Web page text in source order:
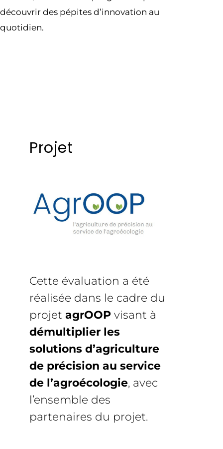
découvrir des pépites d’innovation au
quotidien.
Projet
Cette évaluation a été
réalisée dans le cadre du
projet agrOOP visant à
démultiplier les
solutions d’agriculture
de précision au service
de l’agroécologie, avec
l’ensemble des
partenaires du projet.